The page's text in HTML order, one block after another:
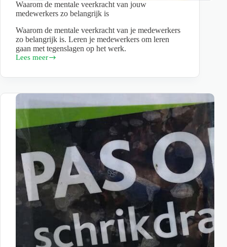
Waarom de mentale veerkracht van jouw
medewerkers zo belangrijk is
Waarom de mentale veerkracht van je medewerkers
zo belangrijk is. Leren je medewerkers om leren
gaan met tegenslagen op het werk.
Lees meer
Waarom
mentale
van
zo
belangrijk
is